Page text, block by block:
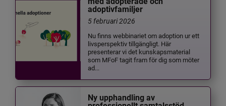
adoptivfamiljer
5 februari 2026
Nu finns webbinariet om adoption ur ett
livsperspektiv tillgängligt. Här
presenterar vi det kunskapsmaterial
som MFoF tagit fram för dig som möter
ad...
Ny upphandling av